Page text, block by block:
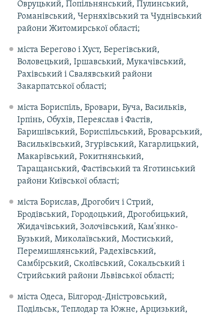
Овруцький, Попільнянський, Пулинський,
Романівський, Черняхівський та Чуднівський
райони Житомирської області;
міста Берегово і Хуст, Берегівський,
Воловецький, Іршавський, Мукачівський,
Рахівський і Свалявський райони
Закарпатської області;
міста Бориспіль, Бровари, Буча, Васильків,
Ірпінь, Обухів, Переяслав і Фастів,
Баришівський, Бориспільський, Броварський,
Васильківський, Згурівський, Кагарлицький,
Макарівський, Рокитнянський,
Таращанський, Фастівський та Яготинський
райони Київської області;
міста Борислав, Дрогобич і Стрий,
Бродівський, Городоцький, Дрогобицький,
Жидачівський, Золочівський, Кам'янко-
Бузький, Миколаївський, Мостиський,
Перемишлянський, Радехівський,
Самбірський, Сколівський, Сокальський і
Стрийський райони Львівської області;
міста Одеса, Білгород-Дністровський,
Подільськ, Теплодар та Южне, Арцизький,